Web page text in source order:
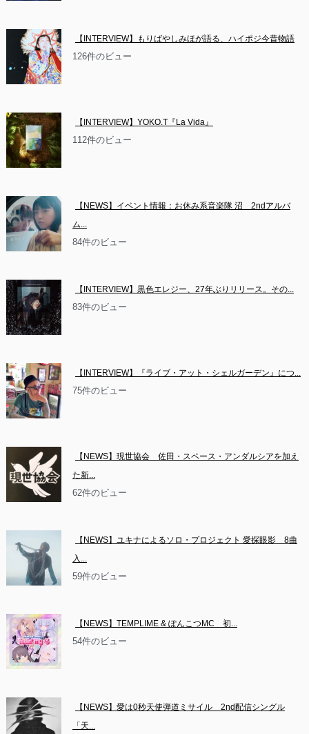
【INTERVIEW】もりばやしみほが語る、ハイポジ今昔物語
126件のビュー
【INTERVIEW】YOKO.T『La Vida』
112件のビュー
【NEWS】イベント情報：お休み系音楽隊 沼　2ndアルバ
ム...
84件のビュー
【INTERVIEW】黒色エレジー、27年ぶりリリース。その...
83件のビュー
【INTERVIEW】『ライブ・アット・シェルガーデン』につ...
75件のビュー
【NEWS】現世協会　佐田・スペース・アンダルシアを加え
た新...
62件のビュー
【NEWS】ユキナによるソロ・プロジェクト 愛探眼影　8曲
入...
59件のビュー
【NEWS】TEMPLIME & ぽんこつMC　初...
54件のビュー
【NEWS】愛は0秒天使弾道ミサイル　2nd配信シングル
「天...